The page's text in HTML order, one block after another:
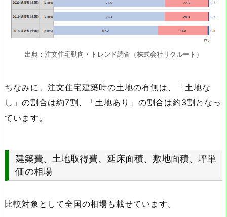
出典：注文住宅動向・トレンド調査（株式会社リクルート）
ちなみに、注文住宅建築時の土地の有無は、「土地な
し」の割合は約7割、「土地あり」の割合は約3割となっ
ています。
建築費、土地取得費、延床面積、敷地面積、坪単
価の相場
比較対象として全国の相場も載せています。